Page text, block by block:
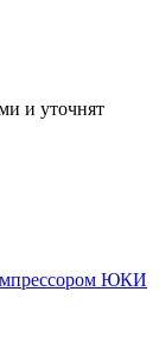
и уточнят
ЮКИ